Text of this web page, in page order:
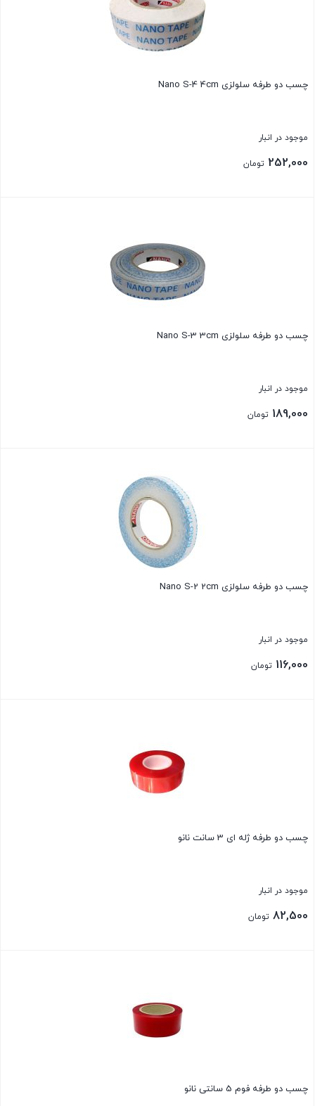
چسب دو طرفه سلولزی Nano S-4 4cm
موجود در انبار
252,000 تومان
چسب دو طرفه سلولزی Nano S-3 3cm
موجود در انبار
189,000 تومان
چسب دو طرفه سلولزی Nano S-2 2cm
موجود در انبار
116,000 تومان
چسب دو طرفه ژله ای 3 سانت نانو
موجود در انبار
82,500 تومان
چسب دو طرفه فوم 5 سانتی نانو